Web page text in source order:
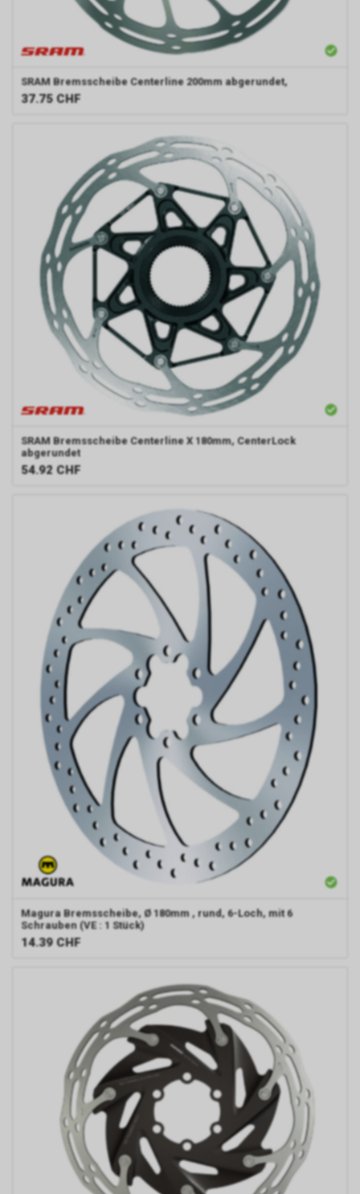
SRAM Bremsscheibe Centerline 200mm abgerundet,
37.75 CHF
SRAM Bremsscheibe Centerline X 180mm, CenterLock
abgerundet
54.92 CHF
Magura Bremsscheibe, Ø 180mm , rund, 6-Loch, mit 6
Schrauben (VE : 1 Stück)
14.39 CHF